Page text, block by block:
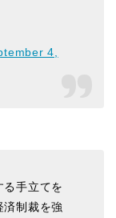
4,
手立てを
制裁を強